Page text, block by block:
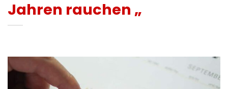
Jahren rauchen „